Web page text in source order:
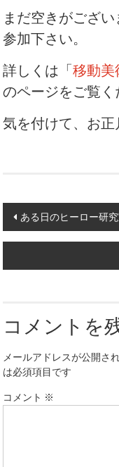
まだ空きがござ
参加下さい。
詳しくは「移動美
のページをご覧く
気を付けて、お正
Post
navigation
ある日のヒーロー研
コメントを
メールアドレスが公開さ
は必須項目です
コメント ※